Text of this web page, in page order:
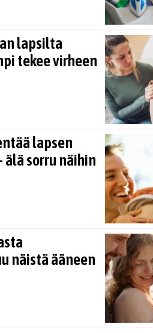
lapsilta
tekee virheen
lapsen
sorru näihin
näistä ääneen